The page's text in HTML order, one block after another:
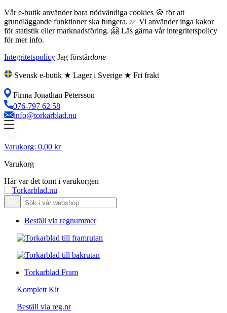
Vår e-butik använder bara nödvändiga cookies 🍪 för att
grundläggande funktioner ska fungera. ✅ Vi använder inga kakor
för statistik eller marknadsföring. 🤗 Läs gärna vår integritetspolicy
för mer info.
Integritetspolicy Jag förstårdone
Svensk e-butik ★ Lager i Sverige ★ Fri frakt
Firma Jonathan Petersson
076-797 62 58
info@torkarblad.nu
Varukorg: 0,00 kr
Varukorg
Här var det tomt i varukorgen
Beställ via regnummer
Torkarblad Fram
Komplett Kit
Beställ via reg.nr